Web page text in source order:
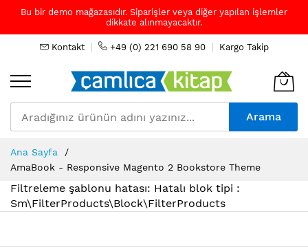
Bu bir demo mağazasıdır. Siparişler veya diğer yapılan işlemler
dikkate alınmayacaktır.
Kontakt +49 (0) 221 690 58 90 Kargo Takip
Arama
to
Content
Ana Sayfa
AmaBook - Responsive Magento 2 Bookstore Theme
Filtreleme şablonu hatası: Hatalı blok tipi :
Sm\FilterProducts\Block\FilterProducts